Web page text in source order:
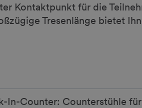
Kontaktpunkt für die
Tresenlänge bietet
In-Counter: Counterstühle für